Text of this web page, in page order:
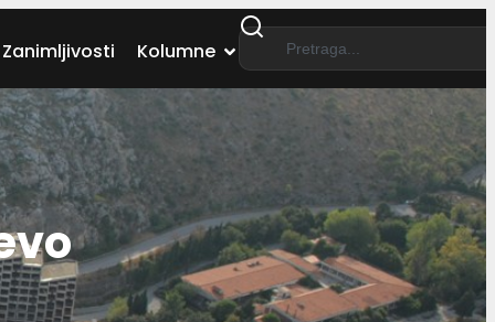
Zanimljivosti Kolumne